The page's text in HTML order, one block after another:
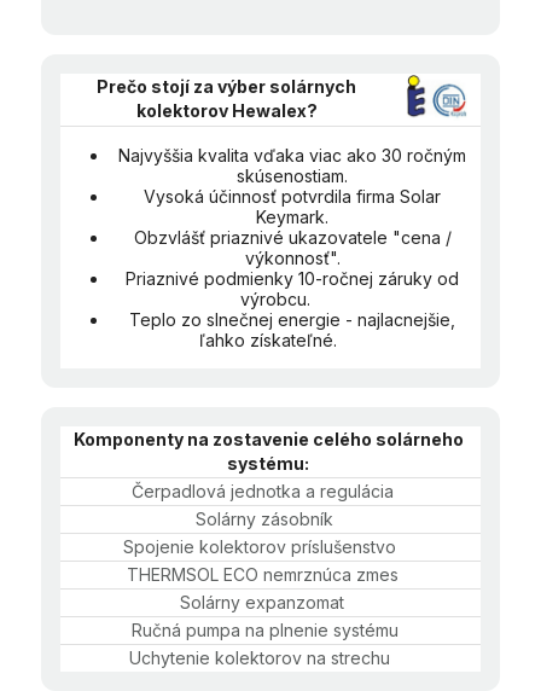
Prečo stojí za výber solárnych
kolektorov Hewalex?
Najvyššia kvalita vďaka viac ako 30 ročným
skúsenostiam.
Vysoká účinnosť potvrdila firma Solar
Keymark.
Obzvlášť priaznivé ukazovatele "cena /
výkonnosť".
Priaznivé podmienky 10-ročnej záruky od
výrobcu.
Teplo zo slnečnej energie - najlacnejšie,
ľahko získateľné.
Komponenty na zostavenie celého solárneho
systému:
Čerpadlová jednotka a regulácia
Solárny zásobník
Spojenie kolektorov príslušenstvo
THERMSOL ECO nemrznúca zmes
Solárny expanzomat
Ručná pumpa na plnenie systému
Uchytenie kolektorov na strechu